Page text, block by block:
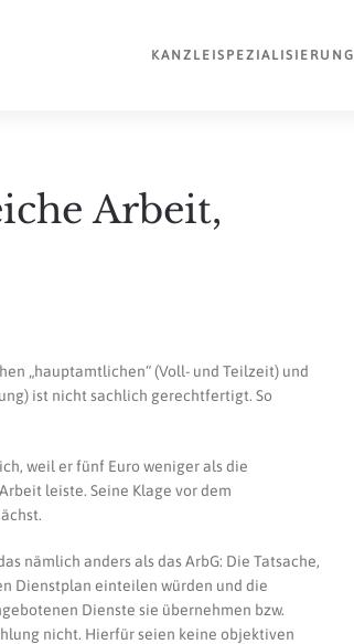
KANZLEISPEZIALISIERUNG
Arbeit,
„hauptamtlichen“ (Voll- und Teilzeit) und
ist nicht sachlich gerechtfertigt. So
weil er fünf Euro weniger als die
leiste. Seine Klage vor dem
nämlich anders als das ArbG: Die Tatsache,
Dienstplan einteilen würden und die
Dienste sie übernehmen bzw.
nicht. Hierfür seien keine objektiven